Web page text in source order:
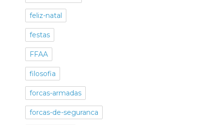
feliz-natal
festas
FFAA
filosofia
forcas-armadas
forcas-de-seguranca